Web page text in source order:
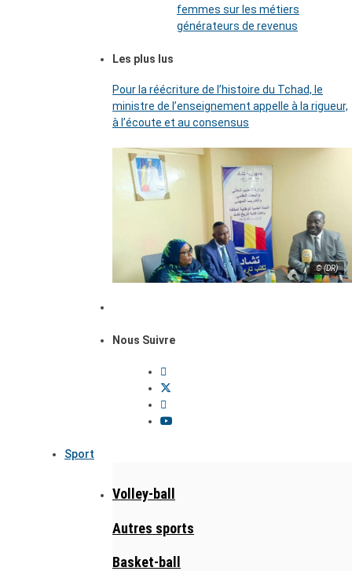
femmes sur les métiers
générateurs de revenus
Les plus lus
Pour la réécriture de l’histoire du Tchad, le
ministre de l’enseignement appelle à la rigueur,
à l’écoute et au consensus
© (DR)
Nous Suivre
Sport
Volley-ball
Autres sports
Basket-ball